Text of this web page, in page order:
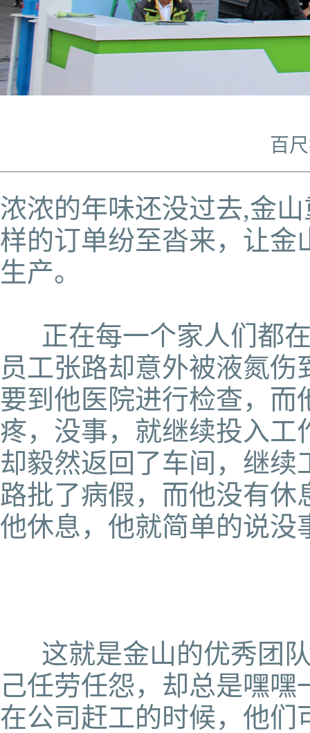
百
浓浓的年味还没过去,金
样的订单纷至沓来，让金
生产。
正在每一个家人们都在
员工张路却意外被液氮
要到他医院进行检查，
疼，没事，就继续投入工
却毅然返回了车间，继
路批了病假，而他没有
他休息，他就简单的说没
这就是金山的优秀团队
己任劳任怨，却总是嘿
在公司赶工的时候，他们